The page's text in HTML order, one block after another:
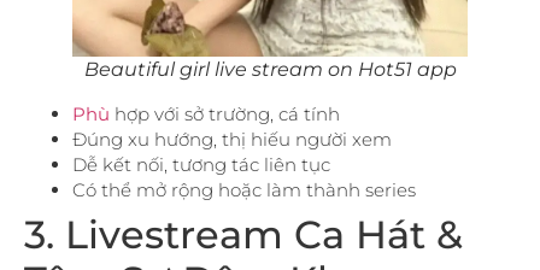
Beautiful girl live stream on Hot51 app
Phù hợp với sở trường, cá tính
Đúng xu hướng, thị hiếu người xem
Dễ kết nối, tương tác liên tục
Có thể mở rộng hoặc làm thành series
3. Livestream Ca Hát &